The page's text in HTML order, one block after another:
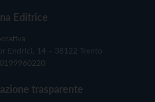
Editrice
Endrici, 14 – 38122 Trento
trasparente